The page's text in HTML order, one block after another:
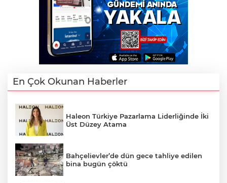
En Çok Okunan Haberler
Haleon Türkiye Pazarlama Liderliğinde İki
Üst Düzey Atama
Bahçelievler’de dün gece tahliye edilen
bina bugün çöktü